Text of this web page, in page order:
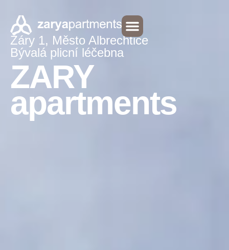
ZARY Apartments, Žáry 1, Město
Albrechtice
Žáry 1, Město Albrechtice
Bývalá plicní léčebna
ZARY
apartments